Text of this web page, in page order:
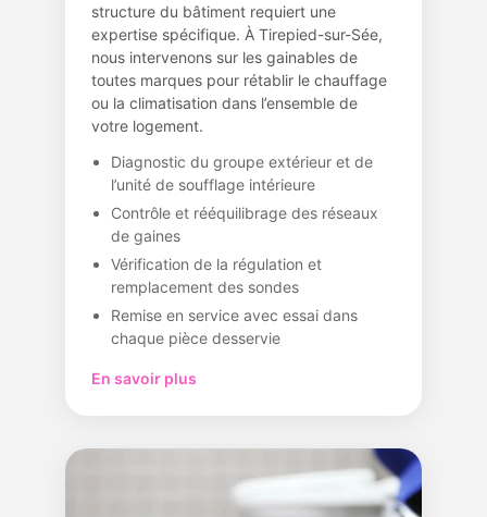
structure du bâtiment requiert une
expertise spécifique. À Tirepied-sur-Sée,
nous intervenons sur les gainables de
toutes marques pour rétablir le chauffage
ou la climatisation dans l’ensemble de
votre logement.
Diagnostic du groupe extérieur et de
l’unité de soufflage intérieure
Contrôle et rééquilibrage des réseaux
de gaines
Vérification de la régulation et
remplacement des sondes
Remise en service avec essai dans
chaque pièce desservie
En savoir plus